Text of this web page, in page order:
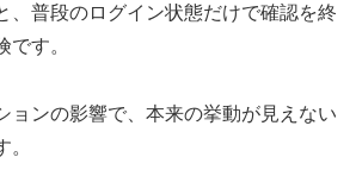
、普段のログイン状態だけで確認を終
です。
ョンの影響で、本来の挙動が見えない